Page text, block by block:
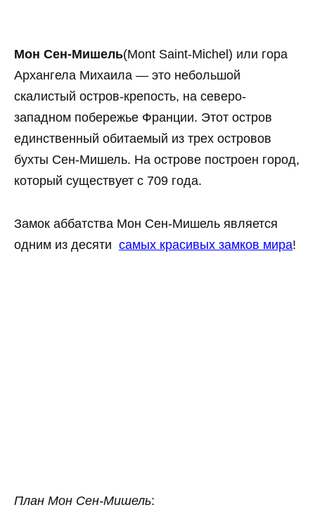
Мон Сен-Мишель(Mont Saint-Michel) или гора
Архангела Михаила — это небольшой
скалистый остров-крепость, на северо-
западном побережье Франции. Этот остров
единственный обитаемый из трех островов
бухты Сен-Мишель. На острове построен город,
который существует с 709 года.
Замок аббатства Мон Сен-Мишель является
одним из десяти самых красивых замков мира!
План Мон Сен-Мишель: